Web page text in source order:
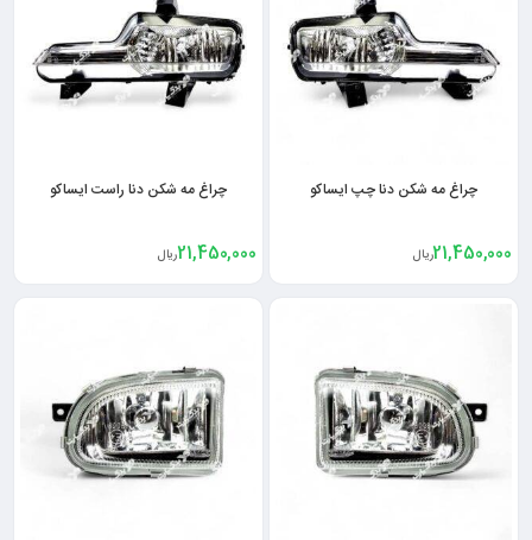
چراغ مه شکن دنا چپ ایساکو
21,450,000ریال
چراغ مه شکن دنا راست ایساکو
21,450,000ریال